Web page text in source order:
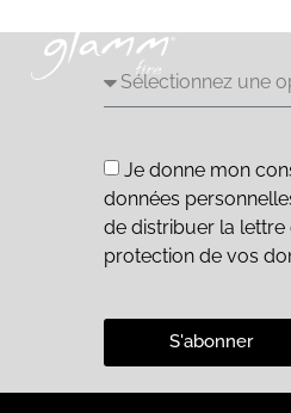
Je donne mon
données
de distribuer la lettre
protection de vos
S'abonner